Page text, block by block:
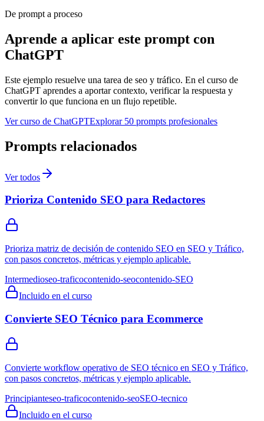
De prompt a proceso
Aprende a aplicar este prompt con
ChatGPT
Este ejemplo resuelve una tarea de seo y tráfico. En el curso de
ChatGPT aprendes a aportar contexto, verificar la respuesta y
convertir lo que funciona en un flujo repetible.
Ver curso de ChatGPTExplorar 50 prompts profesionales
Prompts relacionados
Ver todos
Prioriza Contenido SEO para Redactores
Prioriza matriz de decisión de contenido SEO en SEO y Tráfico,
con pasos concretos, métricas y ejemplo aplicable.
Intermedioseo-traficocontenido-seocontenido-SEO
Incluido en el curso
Convierte SEO Técnico para Ecommerce
Convierte workflow operativo de SEO técnico en SEO y Tráfico,
con pasos concretos, métricas y ejemplo aplicable.
Principianteseo-traficocontenido-seoSEO-tecnico
Incluido en el curso